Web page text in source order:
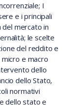
I
e i principali
del mercato in
le scelte
del reddito e
e macro
dello
dello Stato,
normativi
dello stato e